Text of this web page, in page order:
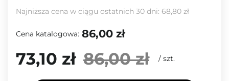
Najniższa cena w ciągu ostatnich 30 dni: 68,80 zł
Cena katalogowa: 86,00 zł
73,10 zł 86,00 zł / szt.